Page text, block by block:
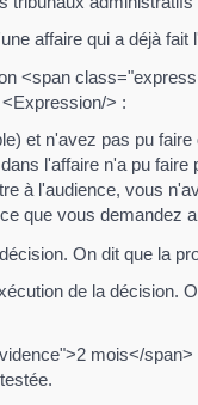
affaire qui a déjà fait
<span
> :
et n'avez pas pu
l'affaire n'a pu
à l'audience, vous
que vous demandez
On dit que la
de la
mois</